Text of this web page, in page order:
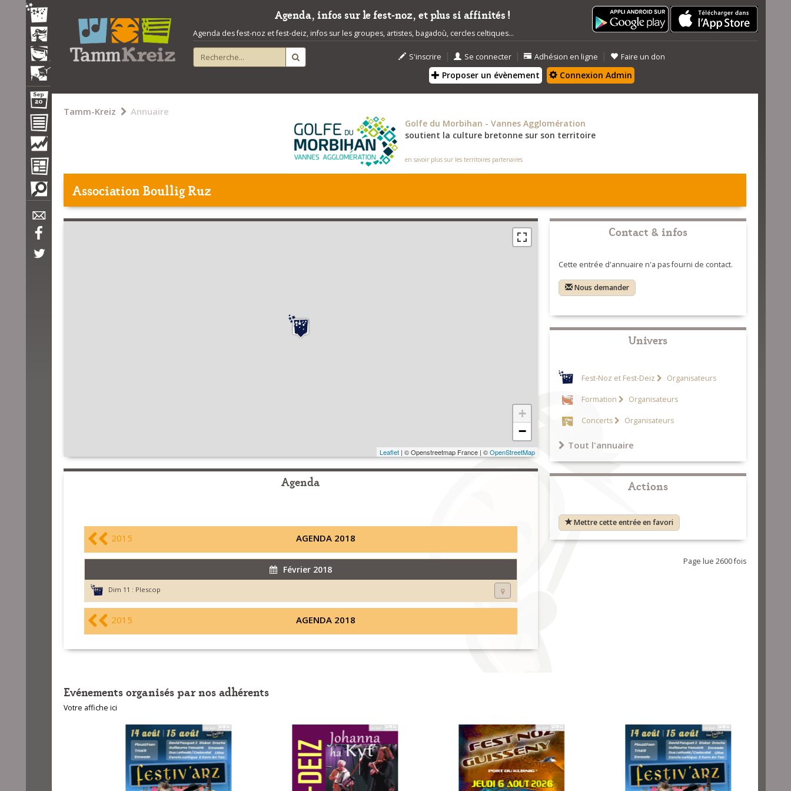
Agenda, infos sur le fest-noz, et plus si affinités !
Agenda des fest-noz et fest-deiz, infos sur les groupes, artistes, bagadoù, cercles celtiques...
S'inscrire | Se connecter | Adhésion en ligne | Faire un don
Proposer un évènement Connexion Admin
Tamm-Kreiz Annuaire
Golfe du Morbihan - Vannes Agglomération
soutient la culture bretonne sur son territoire
en savoir plus sur les territoires partenaires
Association Boullig Ruz
+
−
Leaflet| © Openstreetmap France | ©OpenStreetMap
Agenda
2015 AGENDA 2018
Février 2018
Dim 11 : Plescop
2015 AGENDA 2018
Contact & infos
Cette entrée d'annuaire n'a pas fourni de contact.
Nous demander
Univers
Fest-Noz et Fest-Deiz Organisateurs
Formation Organisateurs
Concerts Organisateurs
Tout l'annuaire
Actions
Mettre cette entrée en favori
Page lue 2600 fois
Evénements organisés par nos adhérents
Votre affiche ici